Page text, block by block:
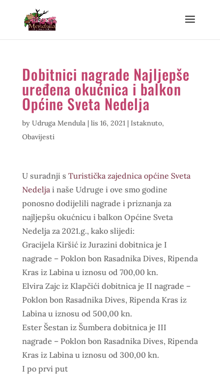
Dobitnici nagrade Najljepše
uređena okućnica i balkon
Općine Sveta Nedelja
by Udruga Mendula| lis 16, 2021| Istaknuto,
Obavijesti
U suradnji s Turistička zajednica općine Sveta
Nedeljai naše Udruge i ove smo godine
ponosno dodijelili nagrade i priznanja za
najljepšu okućnicu i balkon Općine Sveta
Nedelja za 2021.g., kako slijedi:
Gracijela Kiršić iz Jurazini dobitnica je I
nagrade – Poklon bon Rasadnika Dives, Ripenda
Kras iz Labina u iznosu od 700,00 kn.
Elvira Zajc iz Klapčići dobitnica je II nagrade –
Poklon bon Rasadnika Dives, Ripenda Kras iz
Labina u iznosu od 500,00 kn.
Ester Šestan iz Šumbera dobitnica je III
nagrade – Poklon bon Rasadnika Dives, Ripenda
Kras iz Labina u iznosu od 300,00 kn.
I po prvi put